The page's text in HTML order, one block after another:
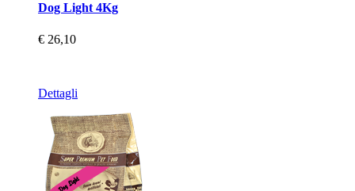
Dog Light 4Kg
€ 26,10
Dettagli